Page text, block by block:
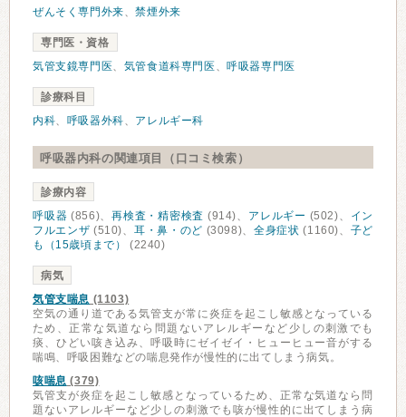
ぜんそく専門外来、禁煙外来
専門医・資格
気管支鏡専門医、 気管食道科専門医 、呼吸器専門医
診療科目
内科、 呼吸器外科、 アレルギー科
呼吸器内科の関連項目（口コミ検索）
診療内容
呼吸器 (856)、再検査・精密検査 (914)、 アレルギー (502)、 イン
フルエンザ (510)、 耳・鼻・のど (3098)、 全身症状 (1160)、 子ど
も（15歳頃まで）
(2240)
病気
気管支喘息 (1103)
空気の通り道である気管支が常に炎症を起こし敏感となっている
ため、正常な気道なら問題ないアレルギーなど少しの刺激でも
痰、ひどい咳き込み、呼吸時にゼイゼイ・ヒューヒュー音がする
喘鳴、呼吸困難などの喘息発作が慢性的に出てしまう病気。
咳喘息 (379)
気管支が炎症を起こし敏感となっているため、正常な気道なら問
題ないアレルギーなど少しの刺激でも咳が慢性的に出てしまう病